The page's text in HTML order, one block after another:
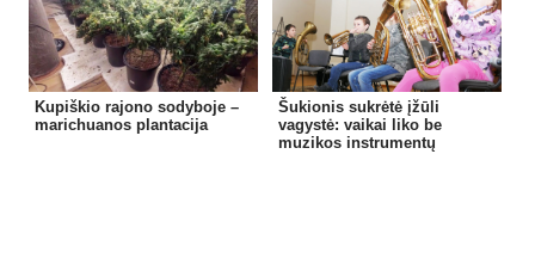
Kupiškio rajono sodyboje –
marichuanos plantacija
Šukionis sukrėtė įžūli
vagystė: vaikai liko be
muzikos instrumentų